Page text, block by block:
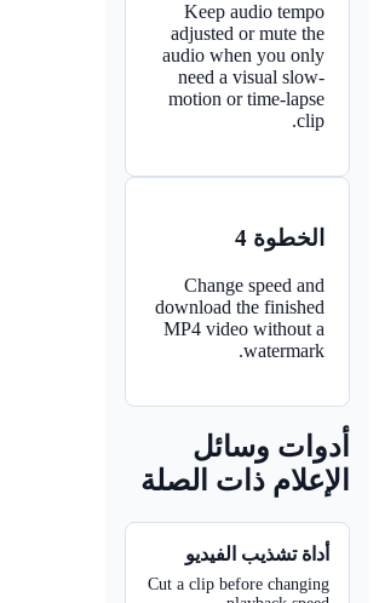
Keep audio tempo
adjusted or mute the
audio when you only
need a visual slow-
motion or time-lapse
الخطوة 4
Change speed and
download the finished
MP4 video without a
watermark.
وسائل
ذات الصلة
تشذيب الفيديو
Cut a clip before